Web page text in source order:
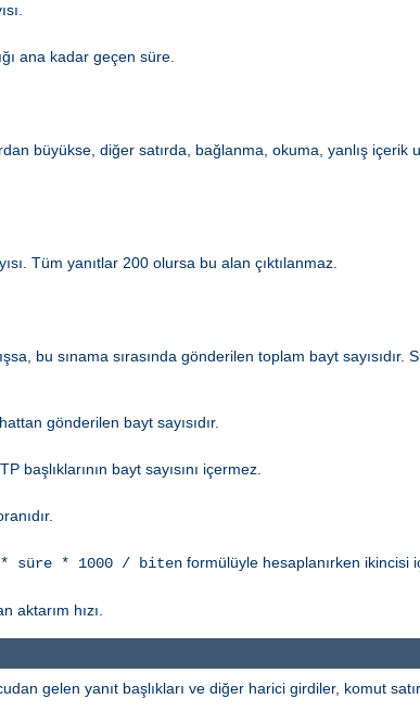
ana kadar geçen süre.
büyükse, diğer satırda, bağlanma, okuma, yanlış
Tüm yanıtlar 200 olursa bu alan çıktılanmaz.
bu sınama sırasında gönderilen toplam bayt
gönderilen bayt sayısıdır.
başlıklarının bayt sayısını içermez.
* süre * 1000 / biten formülüyle hesaplanırken ikincisi
aktarım hızı.
gelen yanıt başlıkları ve diğer harici girdiler, komut